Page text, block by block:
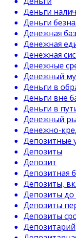
Деньги
Деньги
Денежная
Денежная
Денежная
Денежные
Денежный
Деньги в
Деньги вне
Деньги в
Денежный
Денежно-
Депозитные
Депозиты
Депозит
Депозитная
Депозиты,
Депозиты до
Депозиты
Депозиты
Депозитарий